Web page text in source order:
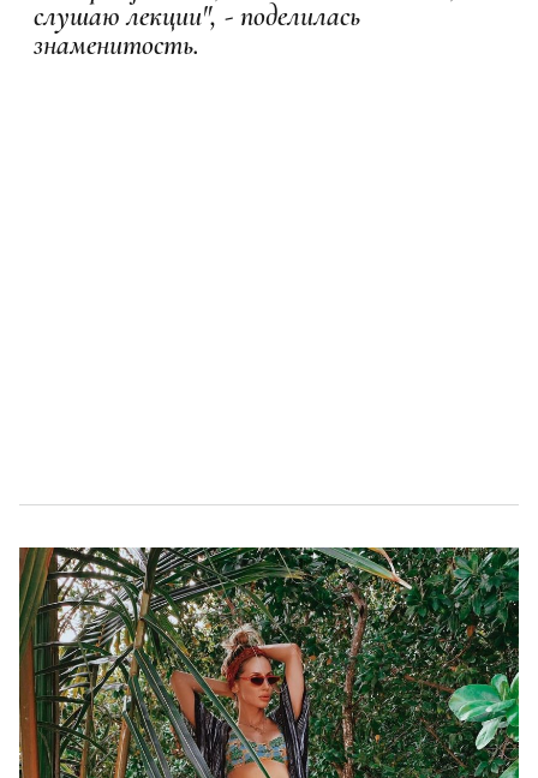
слушаю лекции", - поделилась
знаменитость.